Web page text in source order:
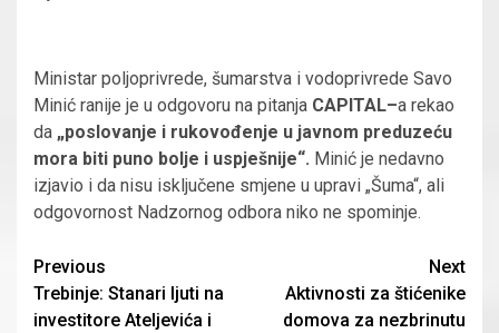
Ministar poljoprivrede, šumarstva i vodoprivrede Savo
Minić ranije je u odgovoru na pitanja CAPITAL–a rekao
da „poslovanje i rukovođenje u javnom preduzeću
mora biti puno bolje i uspješnije“. Minić je nedavno
izjavio i da nisu isključene smjene u upravi „Šuma“, ali
odgovornost Nadzornog odbora niko ne spominje.
Continue
Reading
Previous
Trebinje: Stanari ljuti na
investitore Ateljevića i
Next
Aktivnosti za štićenike
domova za nezbrinutu